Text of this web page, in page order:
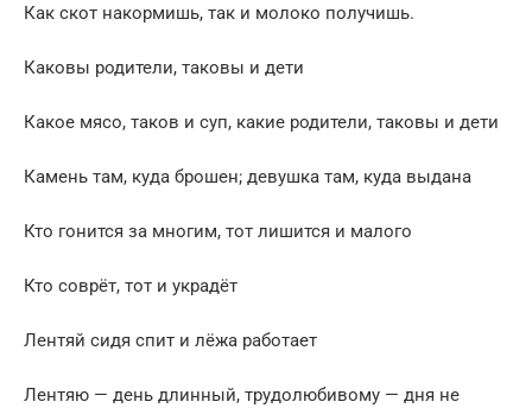
Как скот накормишь, так и молоко получишь.
Каковы родители, таковы и дети
Какое мясо, таков и суп, какие родители, таковы и дети
Камень там, куда брошен; девушка там, куда выдана
Кто гонится за многим, тот лишится и малого
Кто соврёт, тот и украдёт
Лентяй сидя спит и лёжа работает
Лентяю — день длинный, трудолюбивому — дня не